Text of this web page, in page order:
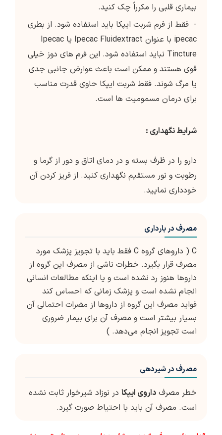
بيمارى قلبى را مکرراً چک کنيد.
- فقط از فرم شربت ایپکا باید استفاده شود. از بطری
ipecac با عنوان Ipecac Fluidextract یا Ipecac
Tincture نباید استفاده شود. این فرم های دوز خیلی
قوی هستند و ممکن است باعث عوارض جانبی جدی
یا مرگ شوند. فقط شربت ایپکا حاوی قدرت مناسب
برای درمان مسمومیت ها است.
شرایط نگهداری :
دارو را در ظرف بسته و در دمای اتاق و دور از گرما و
رطوبت و نور مستقیم نگهداری کنید. از فریز کردن آن
خودداری نمایید.
مصرف در بارداری
C ( داروهای گروه C فقط باید با تجویز پزشک مورد
مصرف قرار بگیرد. خطرات ناشی از مصرف این گروه از
داروها هنوز رد نشده است و یا اینکه مطالعات انسانی
انجام نشده است و پزشک زمانی که احساس کند
فواید مصرف این گروه از داروها از مضرات احتمالی آن
بسیار بیشتر است و مصرف آن برای بیمار ضروری
است تجویز انجام می‌دهد. )
مصرف در شیردهی
خطر مصرف داروی ایپکا در نوزاد شیرخوار ثابت نشده
است. مصرف آن باید با احتیاط صورت گیرد.